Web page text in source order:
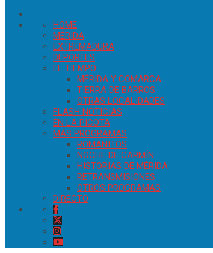
HOME
MÉRIDA
EXTREMADURA
DEPORTES
EL TIEMPO
MÉRIDA Y COMARCA
TIERRA DE BARROS
OTRAS LOCALIDADES
FLASH NOTICIAS
EN LA PICOTA
MÁS PROGRAMAS
ROMANITOS
NOCHE DE CARMÍN
HISTORIAS DE MÉRIDA
RETRANSMISIONES
OTROS PROGRAMAS
DIRECTO